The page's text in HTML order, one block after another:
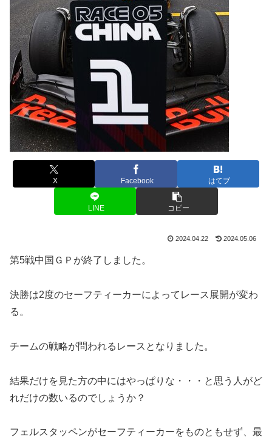
X Facebook はてブ
LINE コピー
2024.04.22 2024.05.06
第5戦中国ＧＰが終了しました。
決勝は2度のセーフティーカーによってレース展開が変わ
る。
チームの戦略が問われるレースとなりました。
結果だけを見た方の中にはやっぱりな・・・と思う人がど
れだけの数いるのでしょうか？
フェルスタッペンがセーフティーカーをものともせず、最